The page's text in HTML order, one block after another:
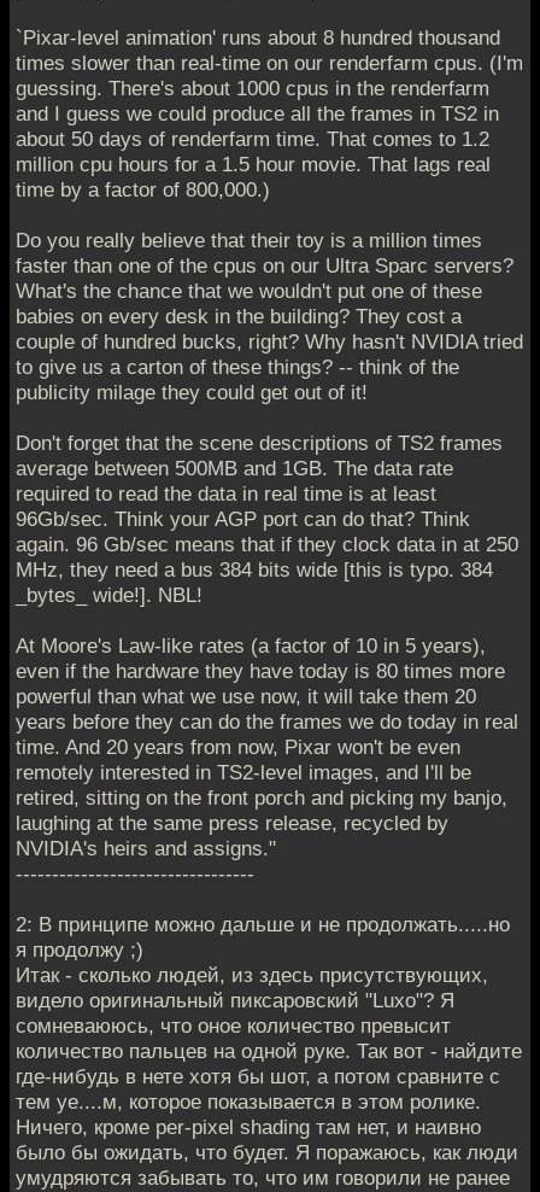
`Pixar-level animation' runs about 8 hundred thousand
times slower than real-time on our renderfarm cpus. (I'm
guessing. There's about 1000 cpus in the renderfarm
and I guess we could produce all the frames in TS2 in
about 50 days of renderfarm time. That comes to 1.2
million cpu hours for a 1.5 hour movie. That lags real
time by a factor of 800,000.)
Do you really believe that their toy is a million times
faster than one of the cpus on our Ultra Sparc servers?
What's the chance that we wouldn't put one of these
babies on every desk in the building? They cost a
couple of hundred bucks, right? Why hasn't NVIDIA tried
to give us a carton of these things? -- think of the
publicity milage they could get out of it!
Don't forget that the scene descriptions of TS2 frames
average between 500MB and 1GB. The data rate
required to read the data in real time is at least
96Gb/sec. Think your AGP port can do that? Think
again. 96 Gb/sec means that if they clock data in at 250
MHz, they need a bus 384 bits wide [this is typo. 384
_bytes_ wide!]. NBL!
At Moore's Law-like rates (a factor of 10 in 5 years),
even if the hardware they have today is 80 times more
powerful than what we use now, it will take them 20
years before they can do the frames we do today in real
time. And 20 years from now, Pixar won't be even
remotely interested in TS2-level images, and I'll be
retired, sitting on the front porch and picking my banjo,
laughing at the same press release, recycled by
NVIDIA's heirs and assigns."
---------------------------------
2: В принципе можно дальше и не продолжать.....но
я продолжу ;)
Итак - сколько людей, из здесь присутствующих,
видело оригинальный пиксаровский "Luxo"? Я
сомневаююсь, что оное количество превысит
количество пальцев на одной руке. Так вот - найдите
где-нибудь в нете хотя бы шот, а потом сравните с
тем уе....м, которое показывается в этом ролике.
Ничего, кроме per-pixel shading там нет, и наивно
было бы ожидать, что будет. Я поражаюсь, как люди
умудряются забывать то, что им говорили не ранее